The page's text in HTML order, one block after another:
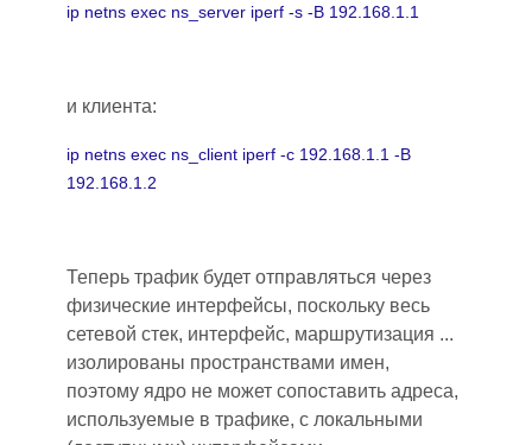
ip netns exec ns_server iperf -s -B 192.168.1.1
и клиента:
ip netns exec ns_client iperf -c 192.168.1.1 -B
192.168.1.2
Теперь трафик будет отправляться через
физические интерфейсы, поскольку весь
сетевой стек, интерфейс, маршрутизация ...
изолированы пространствами имен,
поэтому ядро не может сопоставить адреса,
используемые в трафике, с локальными